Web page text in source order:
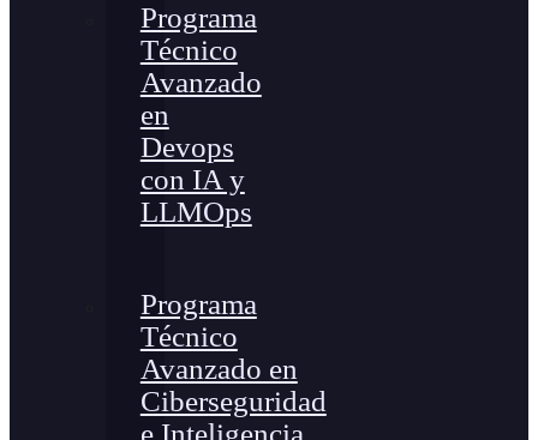
Programa
Técnico
Avanzado
en
Devops
con IA y
LLMOps
Programa
Técnico
Avanzado en
Ciberseguridad
e Inteligencia